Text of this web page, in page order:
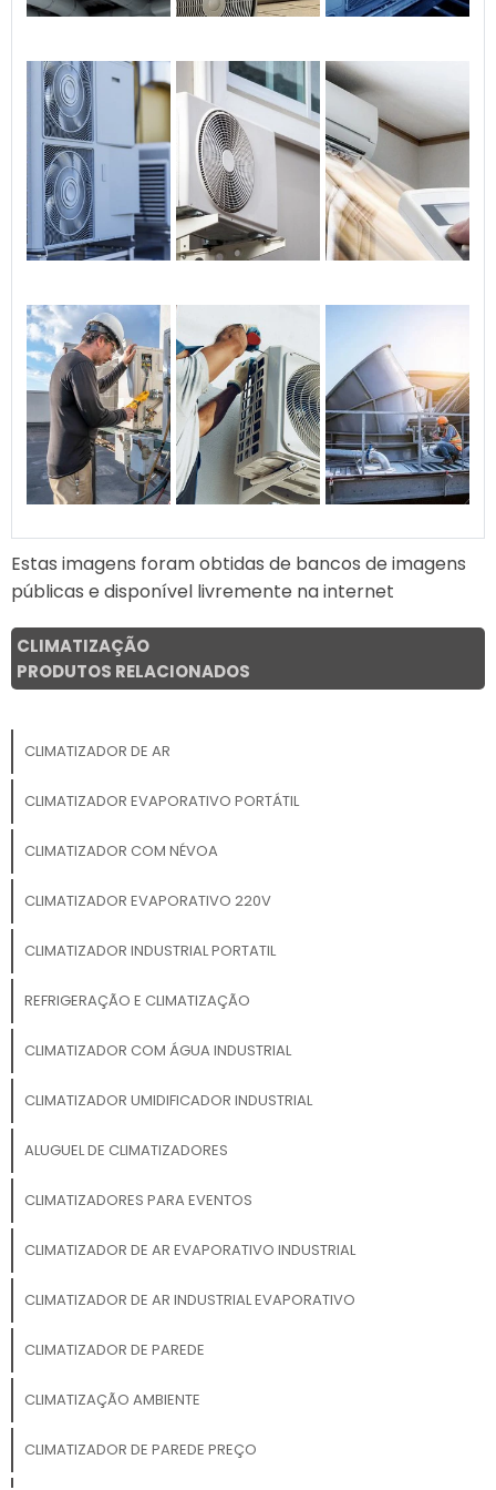
Estas imagens foram obtidas de bancos de imagens
públicas e disponível livremente na internet
CLIMATIZAÇÃO
PRODUTOS RELACIONADOS
CLIMATIZADOR DE AR
CLIMATIZADOR EVAPORATIVO PORTÁTIL
CLIMATIZADOR COM NÉVOA
CLIMATIZADOR EVAPORATIVO 220V
CLIMATIZADOR INDUSTRIAL PORTATIL
REFRIGERAÇÃO E CLIMATIZAÇÃO
CLIMATIZADOR COM ÁGUA INDUSTRIAL
CLIMATIZADOR UMIDIFICADOR INDUSTRIAL
ALUGUEL DE CLIMATIZADORES
CLIMATIZADORES PARA EVENTOS
CLIMATIZADOR DE AR EVAPORATIVO INDUSTRIAL
CLIMATIZADOR DE AR INDUSTRIAL EVAPORATIVO
CLIMATIZADOR DE PAREDE
CLIMATIZAÇÃO AMBIENTE
CLIMATIZADOR DE PAREDE PREÇO